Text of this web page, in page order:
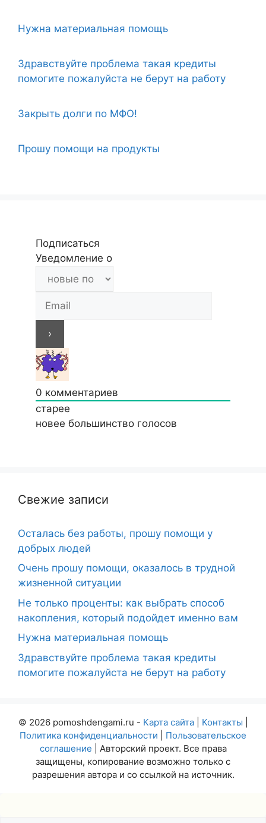
Нужна материальная помощь
Здравствуйте проблема такая кредиты
помогите пожалуйста не берут на работу
Закрыть долги по МФО!
Прошу помощи на продукты
Подписаться
Уведомление о
0 комментариев
старее
новее большинство голосов
Свежие записи
Осталась без работы, прошу помощи у
добрых людей
Очень прошу помощи, оказалось в трудной
жизненной ситуации
Не только проценты: как выбрать способ
накопления, который подойдет именно вам
Нужна материальная помощь
Здравствуйте проблема такая кредиты
помогите пожалуйста не берут на работу
© 2026 pomoshdengami.ru - Карта сайта| Контакты
Политика конфиденциальности
Пользовательское
соглашение | Авторский проект. Все права
защищены, копирование возможно только с
разрешения автора и со ссылкой на источник.